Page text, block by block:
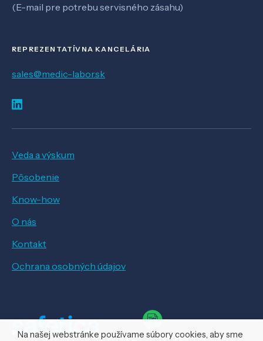
(E-mail pre potrebu servisného zásahu)
REPREZENTATÍVNA KANCELÁRIA
sales@medic-labor.sk
Veda a výskum
Pôsobenie
Know-how
O nás
Kontakt
Ochrana osobných údajov
Na našej webstránke používame súbory cookies, aby sme